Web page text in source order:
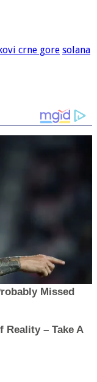
crne gore solana